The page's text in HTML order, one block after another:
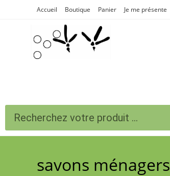
Accueil Boutique Panier Je me présente
savons ménagers